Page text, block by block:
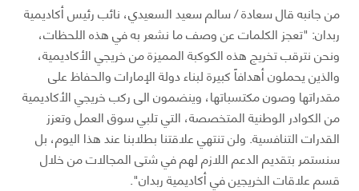
من جانبه قال سعادة / سالم سعيد السعيدي، نائب رئيس أكاديمية
ربدان: "تعجز الكلمات عن وصف ما نشعر به في هذه اللحظات،
ونحن نترقب تخريج هذه الكوكبة المميزة من خريجي الأكاديمية،
والذين يحملون أهدافاً كبيرة لبناء دولة الإمارات والحفاظ على
مقدراتها وصون مكتسباتها، وينضمون الى ركب خريجي الأكاديمية
من الكوادر الوطنية المتخصصة، التي تلبي سوق العمل وتعزز
القدرات التنافسية. ولن تنتهي علاقتنا بطلابنا عند هذا اليوم، بل
سنستمر بتقديم الدعم اللازم لهم في شتى المجالات من خلال
قسم علاقات الخريجين في أكاديمية ربدان".